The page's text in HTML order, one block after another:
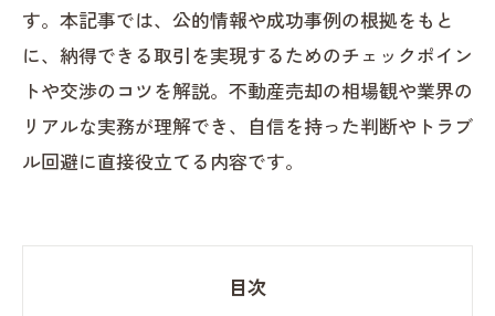
す。本記事では、公的情報や成功事例の根拠をもと
に、納得できる取引を実現するためのチェックポイン
トや交渉のコツを解説。不動産売却の相場観や業界の
リアルな実務が理解でき、自信を持った判断やトラブ
ル回避に直接役立てる内容です。
目次